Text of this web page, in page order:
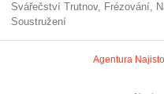
Svářečství Trutnov frézování
soustružení
Agentura Najisto